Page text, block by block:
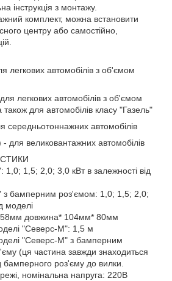
інструкція з монтажу.
комплект, можна встановити
центру або самостійно,
легкових автомобілів з об'ємом
легкових автомобілів з об'ємом
для автомобілів класу "Газель"
автомобілів
для великовантажних автомобілів
1,0; 1,5; 2,0; 3,0 кВт в залежності від
з бамперним роз'ємом: 1,0; 1,5; 2,0;
моделі
довжина* 104мм* 80мм
"Северс-М": 1,5 м
"Северс-М" з бамперним
(ця частина завжди знаходиться
бамперного роз'єму до вилки.
номінальна напруга: 220В